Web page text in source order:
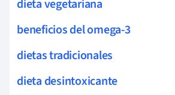
dieta vegetariana
beneficios del omega-3
dietas tradicionales
dieta desintoxicante